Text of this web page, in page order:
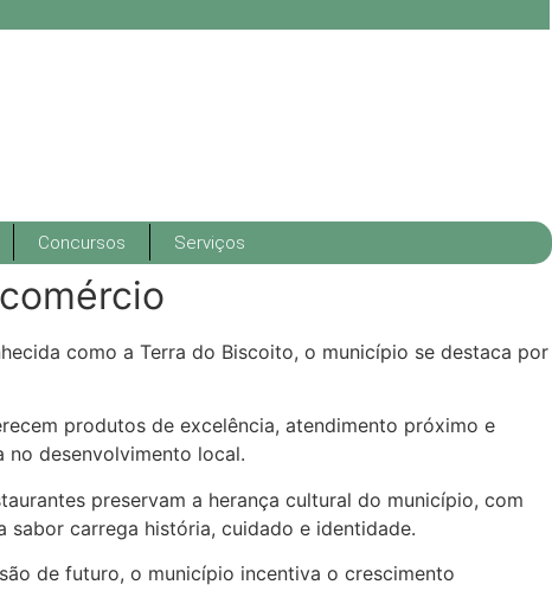
Concursos Serviços
como a Terra do Biscoito, o município se destaca por
produtos de excelência, atendimento próximo e
no desenvolvimento local.
preservam a herança cultural do município, com
sabor carrega história, cuidado e identidade.
de futuro, o município incentiva o crescimento